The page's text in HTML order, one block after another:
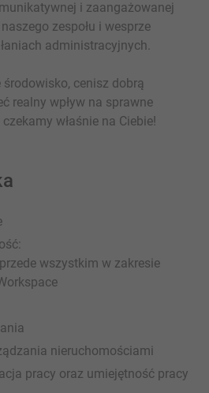
i zaangażowanej
zespołu i wesprze
administracyjnych.
cenisz dobrą
realny wpływ na sprawne
właśnie na Ciebie!
wszystkim w zakresie
nieruchomościami
pracy oraz umiejętność pracy